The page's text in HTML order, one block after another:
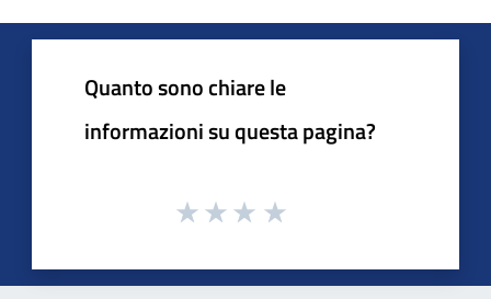
Quanto sono chiare le
informazioni su questa pagina?